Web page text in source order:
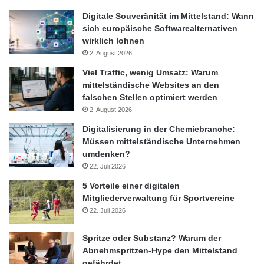
Jeremy Doig, Engineering Director bei Google, bis hin zu Jacob
Aqraou, Senior Vice President von eBay und Dr. Steve Garnett,
Chairman President von Salesforce Europa. Erstmals ist auch
das weltweit größte soziale Netzwerk Facebook mit Richard
Allan, Director of Policy in Europe, auf dem weltweit
bedeutendsten ITK-Kongress dabei.
Außerdem haben Besucher die Möglichkeit, im Rahmen von
Guided Tours und Workshops tiefer in die Themen einzusteigen.
Antworten auf spezifische Fragestellungen liefern auch die rund
30 Fachforen.
Erstmals wird auf der CeBIT die branchenübergreifende C3
Confererence durchgeführt. Unter dem Dreiklang Content –
Creativity – Convergence suchen Verleger, Spieleentwickler,
Musik- und Filmproduzenten Synergieeffekte mit der ITK-
Industrie und zukünftige Geschäftsmodelle.
Digitale Souveränität im Mittelstand: Wann
sich europäische Softwarealternativen
wirklich lohnen
2. August 2026
Viel Traffic, wenig Umsatz: Warum
mittelständische Websites an den
falschen Stellen optimiert werden
2. August 2026
Digitalisierung in der Chemiebranche:
Müssen mittelständische Unternehmen
umdenken?
22. Juli 2026
5 Vorteile einer digitalen
Mitgliederverwaltung für Sportvereine
22. Juli 2026
Spritze oder Substanz? Warum der
Abnehmspritzen-Hype den Mittelstand